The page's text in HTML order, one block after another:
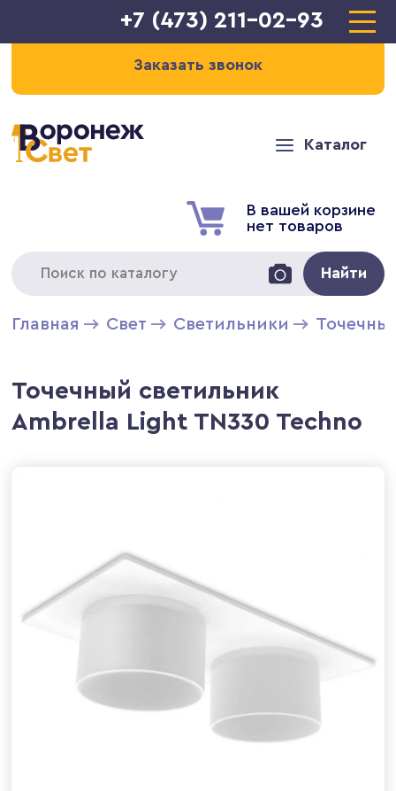
+7 (473) 211-02-93
Заказать звонок
Каталог
В вашей корзине
нет товаров
Найти
Главная Свет Светильники
Точечный светильник
Ambrella Light TN330 Techno